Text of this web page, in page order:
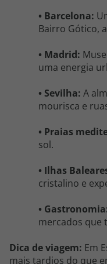
• Barcelona:
Bairro Gótico,
• Madrid:
uma energia
• Sevilha: A
mourisca e
• Praias
sol.
• Ilhas
cristalino e
•
mercados que
Dica de viagem: Em
mais tardios do que